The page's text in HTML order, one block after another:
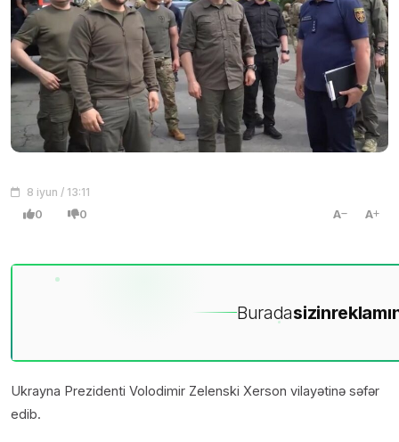
8 iyun / 13:11
0 0 A A
Buradasizin
Ukrayna Prezidenti Volodimir Zelenski Xerson vilayətinə səfər
edib.